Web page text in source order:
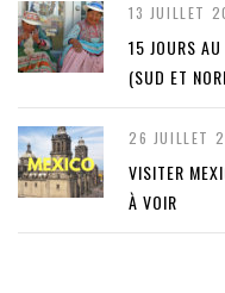
13 JUILLET
15 JOURS
(SUD ET
26 JUILLET
VISITER
À VOIR